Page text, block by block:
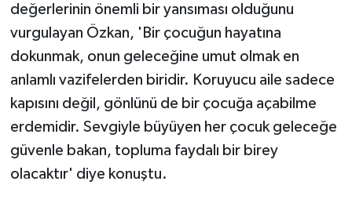
değerlerinin önemli bir yansıması olduğunu
vurgulayan Özkan, 'Bir çocuğun hayatına
dokunmak, onun geleceğine umut olmak en
anlamlı vazifelerden biridir. Koruyucu aile sadece
kapısını değil, gönlünü de bir çocuğa açabilme
erdemidir. Sevgiyle büyüyen her çocuk geleceğe
güvenle bakan, topluma faydalı bir birey
olacaktır' diye konuştu.